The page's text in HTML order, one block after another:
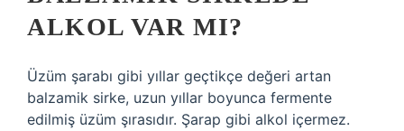
ALKOL VAR MI?
Üzüm şarabı gibi yıllar geçtikçe değeri artan
balzamik sirke, uzun yıllar boyunca fermente
edilmiş üzüm şırasıdır. Şarap gibi alkol içermez.